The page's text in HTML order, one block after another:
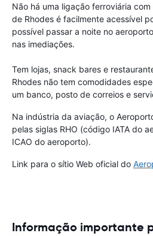
Não há uma ligação ferroviária
de Rhodes é facilmente acessível
possível passar a noite no
nas imediações.
Tem lojas, snack bares e
Rhodes não tem comodidades
um banco, posto de correios e
Na indústria da aviação, o
pelas siglas RHO (código IATA do
ICAO do aeroporto).
Link para o sítio Web oficial do
Informação importante